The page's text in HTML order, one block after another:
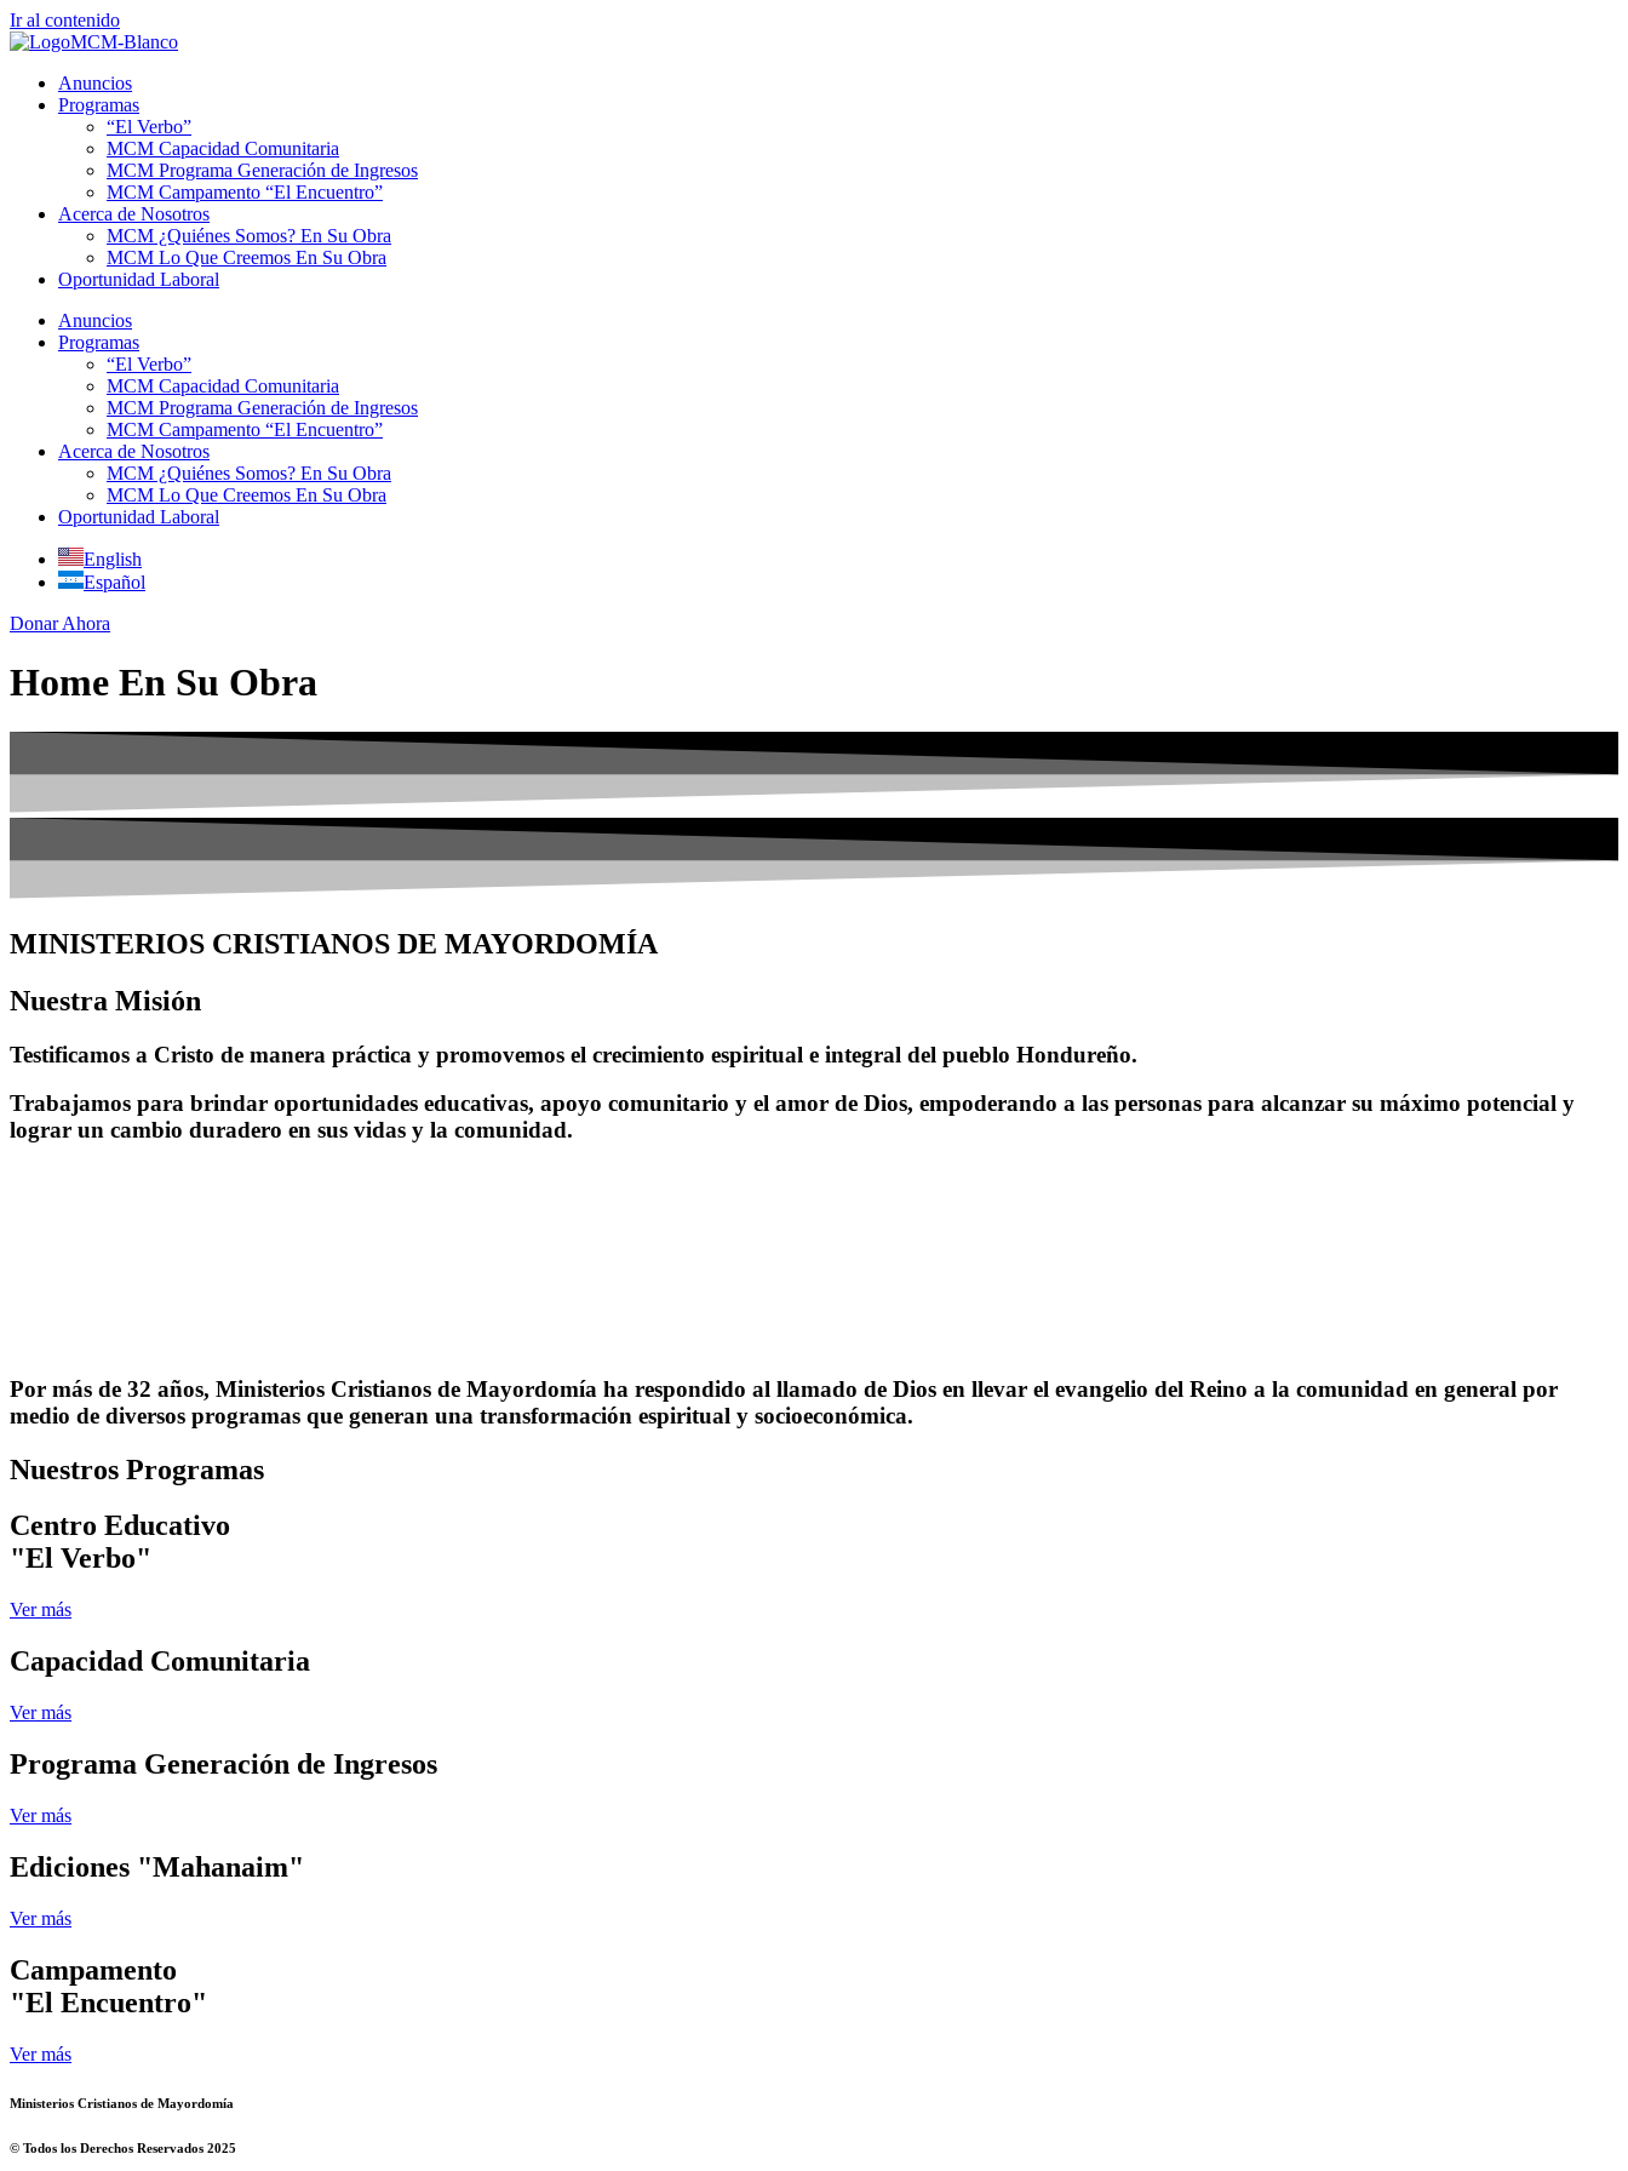
Ir al contenido
Anuncios
Programas
“El Verbo”
MCM Capacidad Comunitaria
MCM Programa Generación de Ingresos
MCM Campamento “El Encuentro”
Acerca de Nosotros
MCM ¿Quiénes Somos? En Su Obra
MCM Lo Que Creemos En Su Obra
Oportunidad Laboral
Anuncios
Programas
“El Verbo”
MCM Capacidad Comunitaria
MCM Programa Generación de Ingresos
MCM Campamento “El Encuentro”
Acerca de Nosotros
MCM ¿Quiénes Somos? En Su Obra
MCM Lo Que Creemos En Su Obra
Oportunidad Laboral
English
Español
Donar Ahora
Home En Su Obra
MINISTERIOS CRISTIANOS DE MAYORDOMÍA
Nuestra Misión
Testificamos a Cristo de manera práctica y promovemos el crecimiento espiritual e integral del pueblo Hondureño.
Trabajamos para brindar oportunidades educativas, apoyo comunitario y el amor de Dios, empoderando a las personas para alcanzar su máximo potencial y
lograr un cambio duradero en sus vidas y la comunidad.
Por más de 32 años, Ministerios Cristianos de Mayordomía ha respondido al llamado de Dios en llevar el evangelio del Reino a la comunidad en general por
medio de diversos programas que generan una transformación espiritual y socioeconómica.
Nuestros Programas
Centro Educativo
"El Verbo"
Ver más
Capacidad Comunitaria
Ver más
Programa Generación de Ingresos
Ver más
Ediciones "Mahanaim"
Ver más
Campamento
"El Encuentro"
Ver más
Ministerios Cristianos de Mayordomía
© Todos los Derechos Reservados 2025